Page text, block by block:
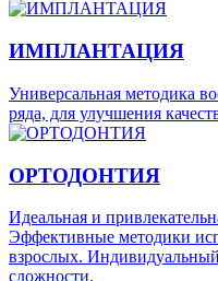
ИМПЛАНТАЦИЯ
Универсальная методика
ряда, для улучшения
ОРТОДОНТИЯ
Идеальная и
Эффективные методики
взрослых.
сложности.